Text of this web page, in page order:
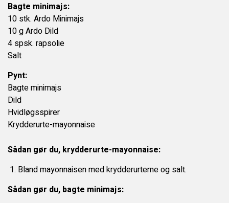
Bagte minimajs:
10 stk. Ardo Minimajs
10 g Ardo Dild
4 spsk. rapsolie
Salt
Pynt:
Bagte minimajs
Dild
Hvidløgsspirer
Krydderurte-mayonnaise
Sådan gør du, krydderurte-mayonnaise:
Bland mayonnaisen med krydderurterne og salt.
Sådan gør du, bagte minimajs: